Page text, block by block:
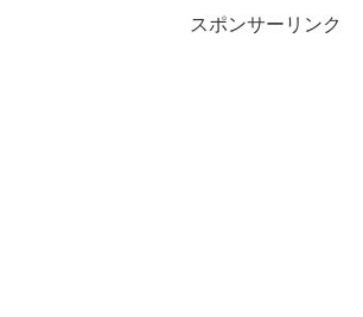
スポンサーリンク